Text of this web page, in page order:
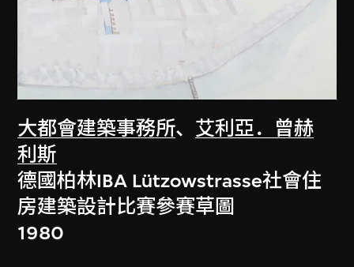
大都會建築事務所、 艾利亞．曾赫
利斯
德國柏林IBA Lützowstrasse社會住
房建築設計比賽參賽草圖
1980